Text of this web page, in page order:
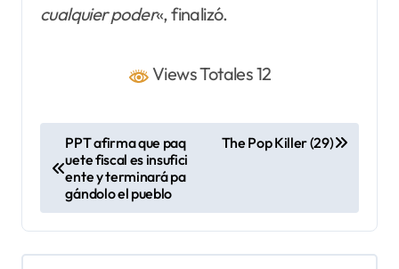
cualquier poder«, finalizó.
Views Totales 12
e
g
PPT afirma que paq
uete fiscal es insufici
ente y terminará pa
gándolo el pueblo
The Pop Killer (29)